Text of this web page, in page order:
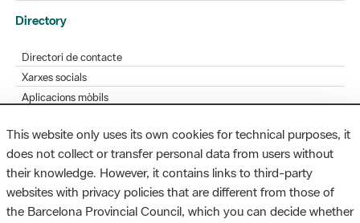
Directory
Directori de contacte
Xarxes socials
Aplicacions mòbils
Opineu sobre els parcs
MAPA WEB AVÍS LEGAL ACCESSIBILITAT
This website only uses its own cookies for technical purposes, it
does not collect or transfer personal data from users without
their knowledge. However, it contains links to third-party
websites with privacy policies that are different from those of
the Barcelona Provincial Council, which you can decide whether